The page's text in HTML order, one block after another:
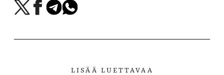
Jaa
X-
Jaa
Facebookissa
Jaa
Telegramissa
Jaa
WhatsAppissa
LISÄÄ LUETTAVAA